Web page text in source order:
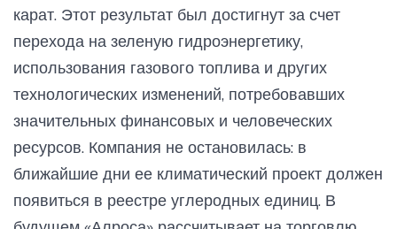
карат. Этот результат был достигнут за счет
перехода на зеленую гидроэнергетику,
использования газового топлива и других
технологических изменений, потребовавших
значительных финансовых и человеческих
ресурсов. Компания не остановилась: в
ближайшие дни ее климатический проект должен
появиться в реестре углеродных единиц. В